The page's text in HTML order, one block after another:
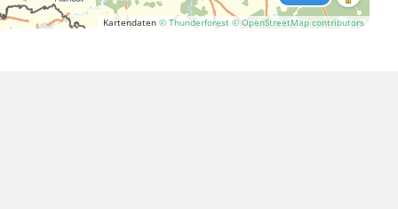
Kartendaten © Thunderforest © OpenStreetMap contributors